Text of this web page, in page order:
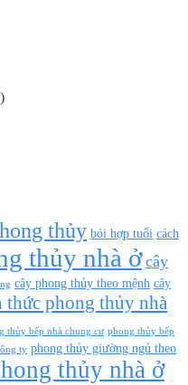
thủy bói hợp tuổi cách
thủy nhà ở cây
cây phong thủy theo mệnh cây
thức phong thủy nhà
thủy bếp nhà chung cư phong thủy bếp
ty phong thủy giường ngủ theo
thủy nhà ở